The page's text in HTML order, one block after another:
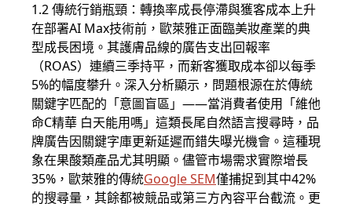
1.2 傳統行銷瓶頸：轉換率成長停滯與獲客成本上升
在部署AI Max技術前，歐萊雅正面臨美妝產業的典
型成長困境。其護膚品線的廣告支出回報率
（ROAS）連續三季持平，而新客獲取成本卻以每季
5%的幅度攀升。深入分析顯示，問題根源在於傳統
關鍵字匹配的「意圖盲區」——當消費者使用「維他
命C精華 白天能用嗎」這類長尾自然語言搜尋時，品
牌廣告因關鍵字庫更新延遲而錯失曝光機會。這種現
象在果酸類產品尤其明顯。儘管市場需求實際增長
35%，歐萊雅的傳統Google SEM僅捕捉到其中42%
的搜尋量，其餘都被競品或第三方內容平台截流。更